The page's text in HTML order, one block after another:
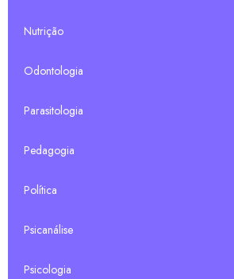
Nutrição
Odontologia
Parasitologia
Pedagogia
Política
Psicanálise
Psicologia